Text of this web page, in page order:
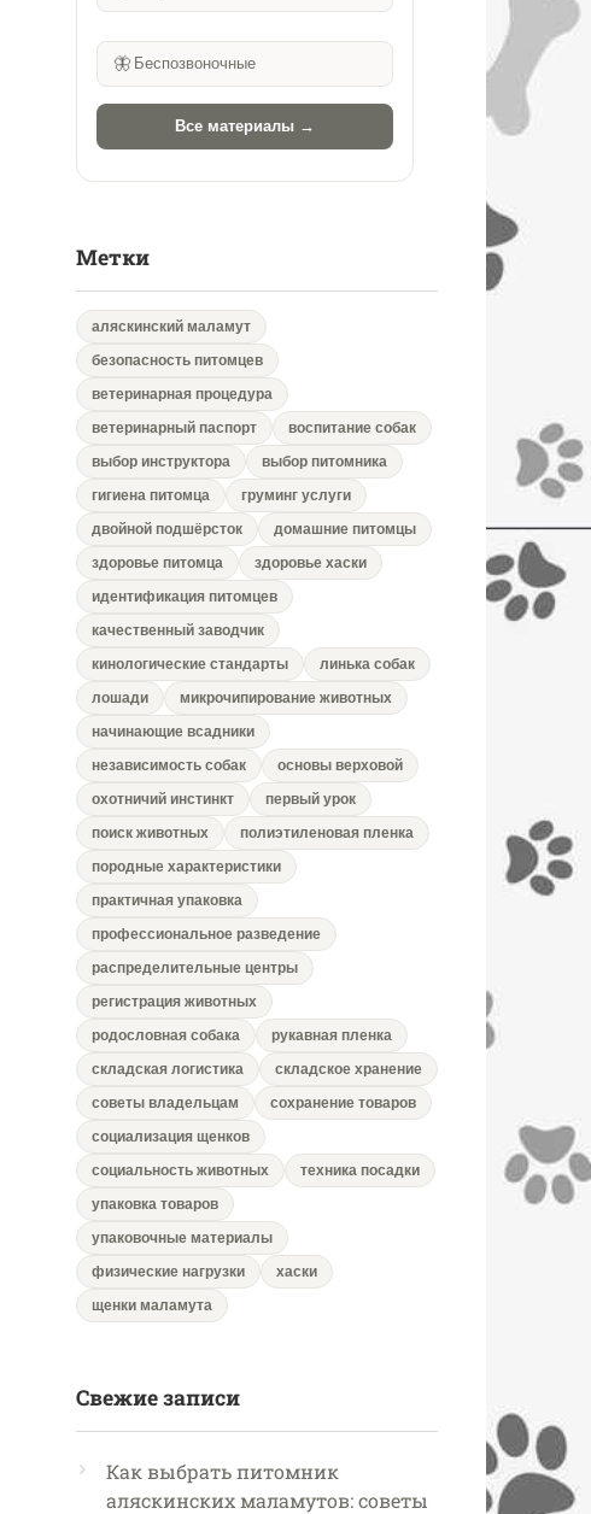
🦋 Беспозвоночные
Все материалы →
Метки
аляскинский маламут
безопасность питомцев
ветеринарная процедура
ветеринарный паспорт
воспитание собак
выбор инструктора
выбор питомника
гигиена питомца
груминг услуги
двойной подшёрсток
домашние питомцы
здоровье питомца
здоровье хаски
идентификация питомцев
качественный заводчик
кинологические стандарты
линька собак
лошади
микрочипирование животных
начинающие всадники
независимость собак
основы верховой
охотничий инстинкт
первый урок
поиск животных
полиэтиленовая пленка
породные характеристики
практичная упаковка
профессиональное разведение
распределительные центры
регистрация животных
родословная собака
рукавная пленка
складская логистика
складское хранение
советы владельцам
сохранение товаров
социализация щенков
социальность животных
техника посадки
упаковка товаров
упаковочные материалы
физические нагрузки
хаски
щенки маламута
Свежие записи
Как выбрать питомник
аляскинских маламутов: советы